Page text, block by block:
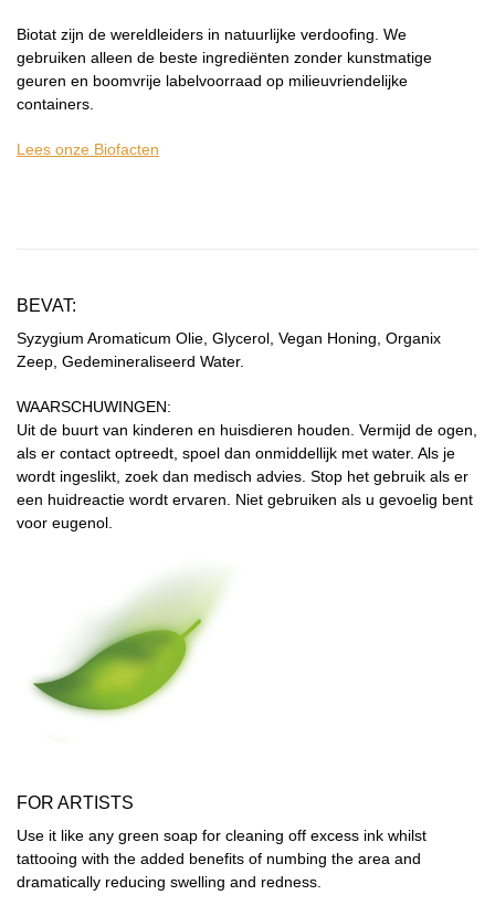
Biotat zijn de wereldleiders in natuurlijke verdoofing. We
gebruiken alleen de beste ingrediënten zonder kunstmatige
geuren en boomvrije labelvoorraad op milieuvriendelijke
containers.
Lees onze Biofacten
BEVAT:
Syzygium Aromaticum Olie, Glycerol, Vegan Honing, Organix
Zeep, Gedemineraliseerd Water.
WAARSCHUWINGEN:
Uit de buurt van kinderen en huisdieren houden. Vermijd de ogen,
als er contact optreedt, spoel dan onmiddellijk met water. Als je
wordt ingeslikt, zoek dan medisch advies. Stop het gebruik als er
een huidreactie wordt ervaren. Niet gebruiken als u gevoelig bent
voor eugenol.
FOR ARTISTS
Use it like any green soap for cleaning off excess ink whilst
tattooing with the added benefits of numbing the area and
dramatically reducing swelling and redness.